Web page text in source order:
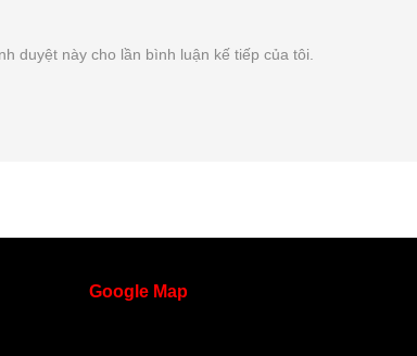
duyệt này cho lần bình luận kế tiếp của tôi.
Google Map